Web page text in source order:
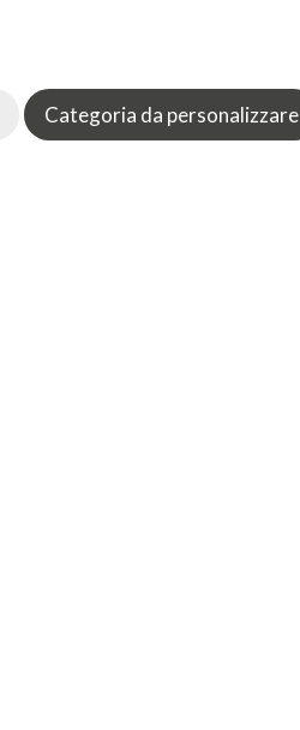
Categoria da personalizzare